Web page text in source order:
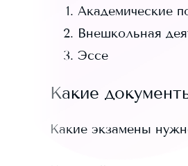
Академические
Внешкольная
Эссе
Какие
Какие экзамены